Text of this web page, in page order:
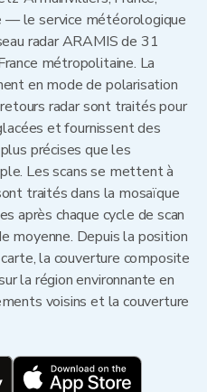
— le service météorologique
radar ARAMIS de 31
métropolitaine. La
en mode de polarisation
radar sont traités pour
et fournissent des
précises que les
Les scans se mettent à
traités dans la mosaïque
après chaque cycle de scan
moyenne. Depuis la position
la couverture composite
la région environnante en
voisins et la couverture